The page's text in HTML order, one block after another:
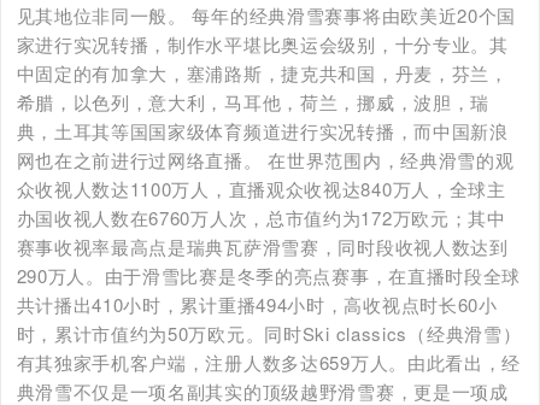
见其地位非同一般。 每年的经典滑雪赛事将由欧美近20个国
家进行实况转播，制作水平堪比奥运会级别，十分专业。其
中固定的有加拿大，塞浦路斯，捷克共和国，丹麦，芬兰，
希腊，以色列，意大利，马耳他，荷兰，挪威，波胆，瑞
典，土耳其等国国家级体育频道进行实况转播，而中国新浪
网也在之前进行过网络直播。 在世界范围内，经典滑雪的观
众收视人数达1100万人，直播观众收视达840万人，全球主
办国收视人数在6760万人次，总市值约为172万欧元；其中
赛事收视率最高点是瑞典瓦萨滑雪赛，同时段收视人数达到
290万人。由于滑雪比赛是冬季的亮点赛事，在直播时段全球
共计播出410小时，累计重播494小时，高收视点时长60小
时，累计市值约为50万欧元。同时Ski classics（经典滑雪）
有其独家手机客户端，注册人数多达659万人。由此看出，经
典滑雪不仅是一项名副其实的顶级越野滑雪赛，更是一项成